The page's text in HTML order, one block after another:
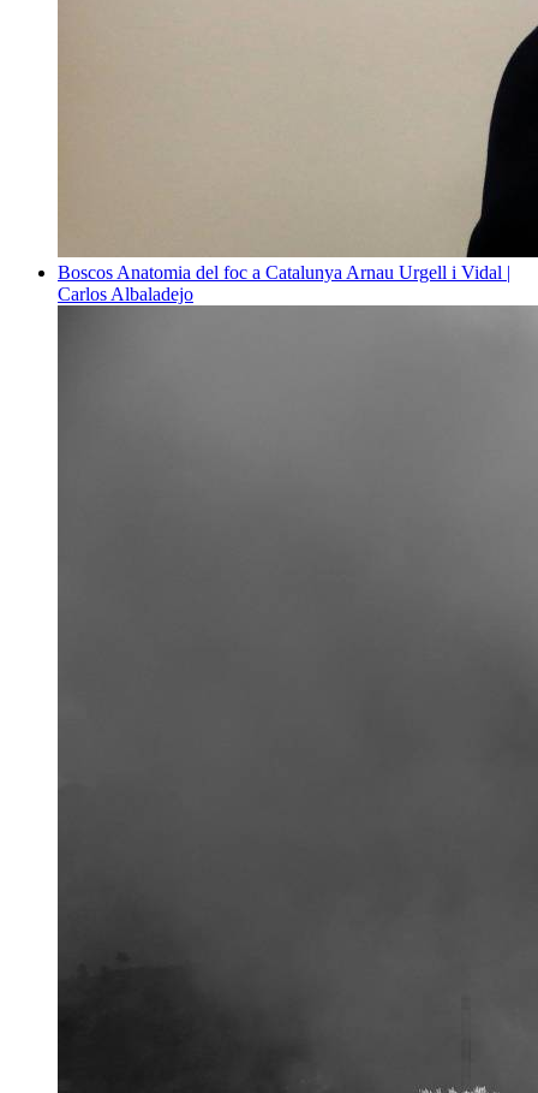
Boscos Anatomia del foc a Catalunya Arnau Urgell i Vidal |
Carlos Albaladejo